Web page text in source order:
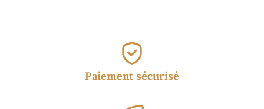
Paiement sécurisé